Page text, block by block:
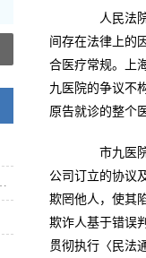
人民法院
间存在法律上的
合医疗常规。上
九医院的争议不
原告就诊的整个
市九医院
公司订立的协议
欺罔他人，使其
欺诈人基于错误
贯彻执行〈民法